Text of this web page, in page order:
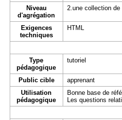
Niveau
d'agrégation
2.une collection
Exigences
techniques
HTML
Type
pédagogique
tutoriel
Public cible
apprenant
Utilisation
pédagogique
Bonne base de
Les questions